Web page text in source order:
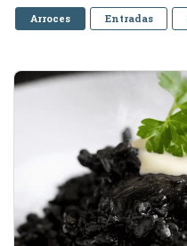
Arroces Entradas